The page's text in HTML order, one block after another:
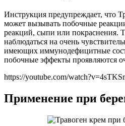
Инструкция предупреждает, что
может вызывать побочные
реакций, сыпи или покраснения.
наблюдаться на очень
имеющих иммунодефицитные
побочные эффекты проявляются
https://youtube.com/
Применение при